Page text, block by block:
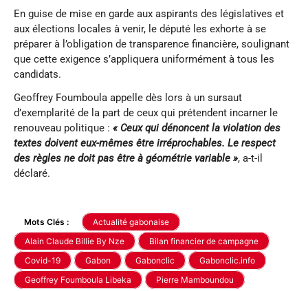
En guise de mise en garde aux aspirants des législatives et
aux élections locales à venir, le député les exhorte à se
préparer à l’obligation de transparence financière, soulignant
que cette exigence s’appliquera uniformément à tous les
candidats.
Geoffrey Foumboula appelle dès lors à un sursaut
d’exemplarité de la part de ceux qui prétendent incarner le
renouveau politique : « Ceux qui dénoncent la violation des
textes doivent eux-mêmes être irréprochables. Le respect
des règles ne doit pas être à géométrie variable », a-t-il
déclaré.
Mots Clés :
Actualité gabonaise
Alain Claude Billie By Nze
Bilan financier de campagne
Covid-19
Gabon Gabonclic
Gabonclic.info
Geoffrey Foumboula Libeka
Pierre Mamboundou